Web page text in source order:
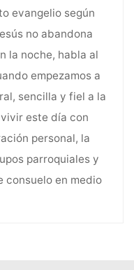
evangelio según
no abandona
la noche, habla al
empezamos a
sencilla y fiel a la
este día con
personal, la
parroquiales y
consuelo en medio